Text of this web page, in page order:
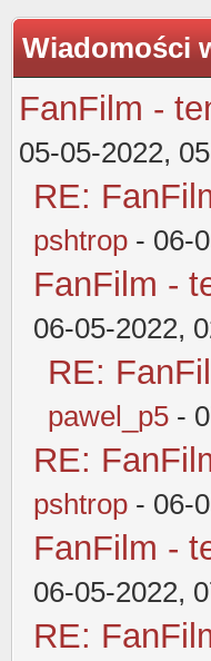
Wiadomości
FanFilm -
05-05-2022,
RE:
pshtrop - 06-
FanFilm -
06-05-2022,
RE:
pawel_p5 -
RE:
pshtrop - 06-
FanFilm -
06-05-2022,
RE: